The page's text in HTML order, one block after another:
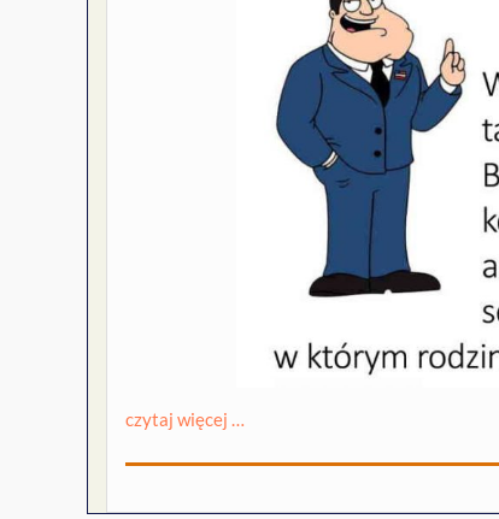
czytaj więcej …